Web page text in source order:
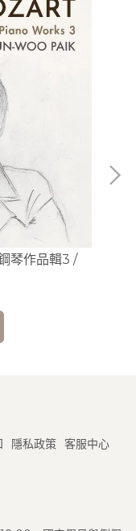
琴作品輯3 /
隱私政策 客服中心